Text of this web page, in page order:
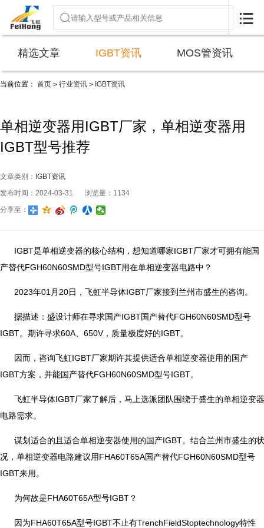

精选文章 IGBT资讯 MOS管资讯
当前位置： 首页 > 行业资讯 > IGBT资讯
单相逆变器用IGBT厂家，单相逆变器用
IGBT型号推荐
文章类别： IGBT资讯
发布时间：2024-03-31
浏览量：1134
分享至：
IGBT是单相逆变器的核心结构，想知道哪家IGBT厂家才可拥有能国
产替代FGH60N60SMD型号IGBT用在单相逆变器电路中？
2023年01月20日，飞虹半导体IGBT厂家接到兰州市盛生的咨询。
据描述：盛设计师在寻求国产IGBT国产替代FGH60N60SMD型号
IGBT。期许寻求60A、650V，质量极度好的IGBT。
因而，咨询飞虹IGBT厂家期许其提供适合单相逆变器使用的国产
IGBT方案，并能国产替代FGH60N60SMD型号IGBT。
飞虹半导体IGBT厂家了解后，马上选派团队围绕于盛生的单相逆变器
电路需求。
谋划适合的且适合单相逆变器使用的国产IGBT。结合兰州市盛生的状
况，单相逆变器电路建议用FHA60T65A国产替代FGH60N60SMD型号
IGBT来用。
为何故是FHA60T65A型号IGBT？
因为FHA60T65A型号IGBT不止有TrenchFieldStoptechnology特性